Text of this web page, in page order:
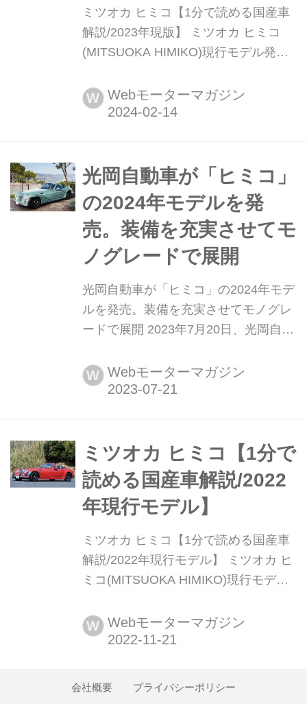
ミツオカ ヒミコ【1分で読める国産車
解説/2023年現版】 ミツオカ ヒミコ
(MITSUOKA HIMIKO)現行モデル発表
円
W Webモーターマガジン
光岡自動車が「ヒミコ」
の2024年モデルを発
売。装備を充実させてモ
ノグレードで展開
光岡自動車が「ヒミコ」の2024年モデ
ルを発売。装備を充実させてモノグレ
ードで展開 2023年7月20日、光岡自動
モデル「ヒミコ(Himiko)」の2024年モ
デルを発表し、7月29日より10台限定
W Webモーターマガジン
ミツオカ ヒミコ【1分で
読める国産車解説/2022
年現行モデル】
ミツオカ ヒミコ【1分で読める国産車
解説/2022年現行モデル】 ミツオカ ヒ
ミコ(MITSUOKA HIMIKO)現行モデル
100円〜618万5740円
W Webモーターマガジン
会社概要 プライバシーポリシー